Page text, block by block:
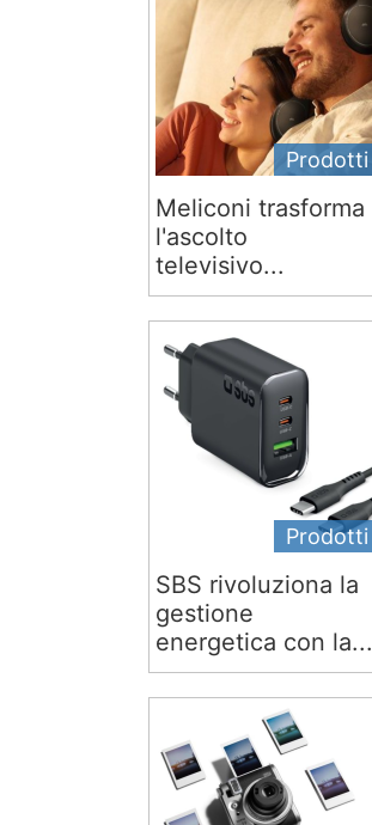
Prodotti
Meliconi trasforma
l'ascolto
televisivo...
Prodotti
SBS rivoluziona la
gestione
energetica con la...